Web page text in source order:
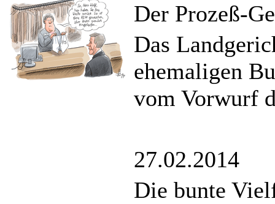
Der Prozeß-
Das
ehemaligen
vom Vorwurf
27.02.2014
Die bunte